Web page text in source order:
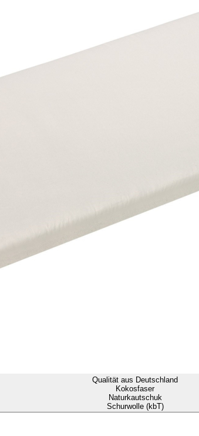
Qualität aus Deutschland
Kokosfaser
Naturkautschuk
Schurwolle (kbT)